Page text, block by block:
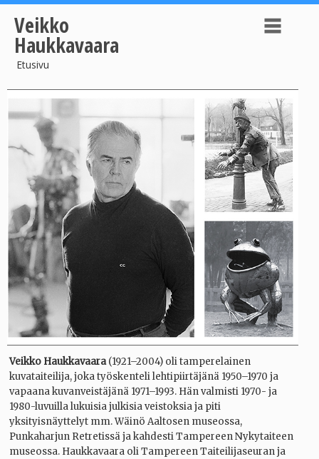
Veikko
Haukkavaara
Etusivu
Veistoksia 2
Veistoksia 3
Lehtipiirroksia
Grafiikkaa
Veistoksia esillä
Curriculum Vitae
Elämäkerrallisia tietoja
Etusivu
Veikko Haukkavaara(1921–2004) oli tamperelainen
kuvataiteilija, joka työskenteli lehtipiirtäjänä 1950–1970 ja
vapaana kuvanveistäjänä 1971–1993. Hän valmisti 1970- ja
1980-luvuilla lukuisia julkisia veistoksia ja piti
yksityisnäyttelyt mm. Wäinö Aaltosen museossa,
Punkaharjun Retretissä ja kahdesti Tampereen Nykytaiteen
museossa. Haukkavaara oli Tampereen Taiteilijaseuran ja